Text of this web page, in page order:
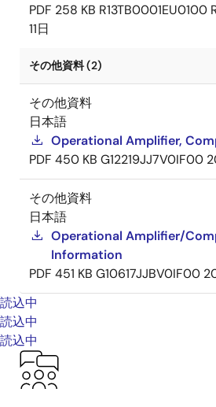
PDF 258 KB R13TB0001EU0100
11日
その他資料 (2)
その他資料
日本語
Operational Amplifier,
PDF 450 KB G12219JJ7V0IF00
その他資料
日本語
Operational Amplifier/
Information
PDF 451 KB G10617JJBV0IF00
読込中
読込中
読込中